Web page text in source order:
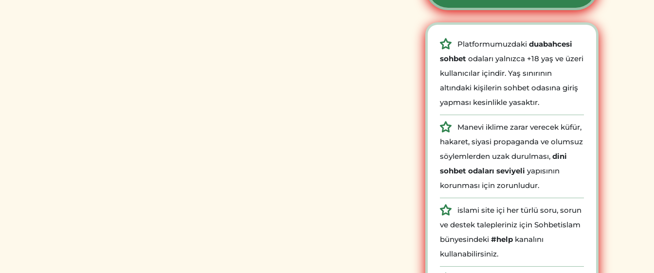
Platformumuzdaki duabahcesi
sohbet odaları yalnızca +18 yaş ve üzeri
kullanıcılar içindir. Yaş sınırının
altındaki kişilerin sohbet odasına giriş
yapması kesinlikle yasaktır.
Manevi iklime zarar verecek küfür,
hakaret, siyasi propaganda ve olumsuz
söylemlerden uzak durulması, dini
sohbet odaları seviyeli yapısının
korunması için zorunludur.
islami site içi her türlü soru, sorun
ve destek talepleriniz için Sohbetislam
bünyesindeki #help kanalını
kullanabilirsiniz.